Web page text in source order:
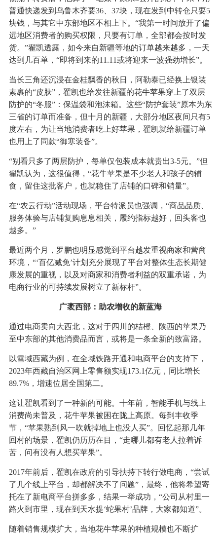
普通快递发到乌鲁木齐要36、37块，现在发到中转仓只要5
块钱，与其它中东部地区不相上下。“我第一时间放开了偏
远地区消费者的购买权限，只要有订单，全部都会按时发
货。”翟凯透露，如今来自新疆等地的订单越来越多，一天
达到几百单，“即将到来的11.11或将迎来一波强劲增长”。
当长三角还沉浸在金桂飘香的秋日，阿勒泰已经换上银装
素裹的“皮肤”，翟凯也给发往新疆的花牛苹果穿上了双层
防护的“冬服”：保温袋和泡沫箱。这些“防护套装”原本为东
三省的订单而准备，但十月的新疆，大部分地区夜间只有5
度左右，为让当地消费者吃上好苹果，翟凯就给新疆订单
也用上了同款“御寒装备”。
“别看只多了两层防护，每单仅包装成本就贵出3-5元。”但
翟凯认为，这很值得，“花牛苹果是不少老人和孩子的辅
食，留住这批客户，也就稳住了店铺的口碑和销量”。
在“农云行动”活动现场，平台特派员也强调，“商品品质、
服务体验与店铺复购息息相关，履约指标越好，回头客也
越多。”
最近两个月，罗鹏也明显感觉到平台越发重视商家和营商
环境，“‘百亿减免’计划充分展现了平台对整体生态长期健
康发展的重视，以及对商家和消费者利益的双重承诺，为
电商行业的可持续发展树立了新标杆”。
广袤西部：助农增收的新蓝海
通过电商卖向大西北，这对于四川的桔橙、陕西的苹果乃
至中东部的其他消费品而言，或将是一条全新的致富路。
以雪域西藏为例，在全域铁路开通和电商平台的支持下，
2023年西藏自治区网上零售额实现173.1亿元，同比增长
89.7%，增速位居全国第二。
这让翟凯看到了一种新的可能。十年前，智能手机与线上
消费尚未普及，花牛苹果被困在陇上高原。每到丰收季
节，“苹果熟到风一吹就掉地上也没人买”。回忆起那几年
回村的场景，翟凯仍历历在目，“走哪儿都有老人拉着诉
苦，问有没有人想买苹果”。
2017年前后，翟凯在政府的引导扶持下转行做电商，“尝试
了几个线上平台，却都解决不了问题”，最终，他将希望寄
托在了新电商平台拼多多，结果一举成功，“公司从村里一
路火到市里，现在到天水提‘蛇果村’品牌，大家都知道”。
随着销售规模扩大，当地花牛苹果的种植规模也不断扩